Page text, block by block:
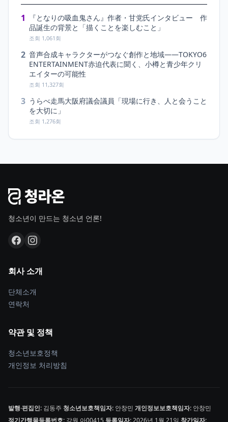
1
『となりの吸血鬼さん』作者・甘党氏インタビュー 作
品誕生の背景と「描くことを楽しむこと」
조회 1,061회
2 音声合成キャラクターがつなぐ創作と地域――TOKYO6
ENTERTAINMENT赤迫代表に聞く、小樽と青少年クリ
エイターの可能性
조회 11,327회
3 うらべ走馬大阪府議会議員「現場に行き、人と会うこと
を大切に」
조회 1,276회
청소년이 만드는 청소년 언론!
회사 소개
단체소개
연락처
약관 및 정책
청소년보호정책
개인정보 처리방침
발행·편집인: 김동주 청소년보호책임자: 안창민 개인정보보호책임자: 안창민
정기간행물등록번호: 강원,아00415 등록일자: 2026년 1월 21일 창간일자: